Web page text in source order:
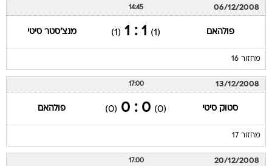
06/12/2008
14:45
פולהאם (1)
1 : 1
(1) מנצ'סטר סיטי
מחזור 16
13/12/2008
17:00
סטוק סיטי (0)
0 : 0
(0) פולהאם
מחזור 17
20/12/2008
17:00